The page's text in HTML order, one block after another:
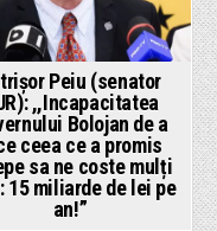
Peiu (senator
,,Incapacitatea
Bolojan de a
ceea ce a promis
sa ne coste mulți
15 miliarde de lei pe
an!”